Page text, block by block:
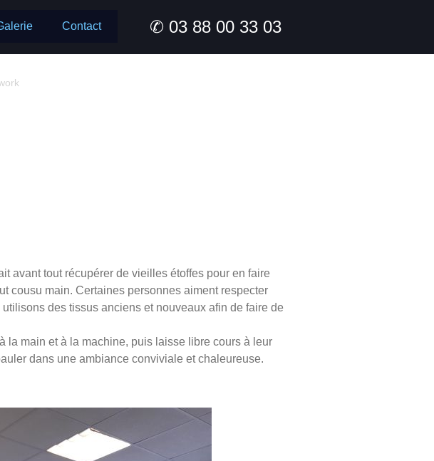
Contact ✆ 03 88 00 33 03
avant tout récupérer de vieilles étoffes pour en faire
cousu main. Certaines personnes aiment respecter
des tissus anciens et nouveaux afin de faire de
la main et à la machine, puis laisse libre cours à leur
dans une ambiance conviviale et chaleureuse.